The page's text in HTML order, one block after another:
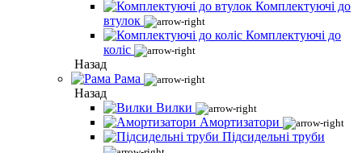
Комплектуючі до
втулок
Комплектуючі до
коліс
Назад
Рама
Назад
Вилки
Амортизатори
Підсидельні труби